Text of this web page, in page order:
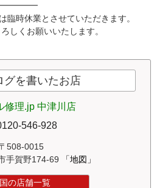
臨時休業とさせていただきます。
しくお願いいたします。
グを書いたお店
修理.jp 中津川店
546-928
508-0015
手賀野174-69
「地図」
の店舗一覧